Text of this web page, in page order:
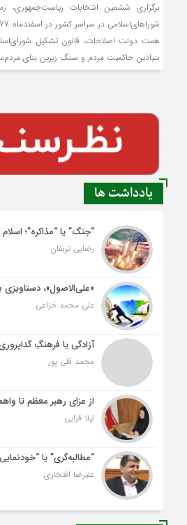
برگزاری ششمین انتخابات ریاست‌جمهوری،
همت دولت اصلاحات، قانون تشکیل
بنیادین حاکمیت مردم و سنگ زیرین بنای
یادداشت ها
“جنگ” یا “مذاکره”؛
رضایی تربقان
«علی‌الاصول»،
علی محمد خزاعی
آزادگی یا فرهنگِ
محمد قلی پور
از عزای رهبر معظم تا
لیلا قرایی
“مطالبه‌گری” یا
علیرضا افتخاری